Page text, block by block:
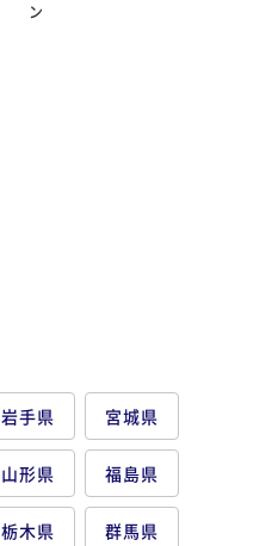
ン
岩手県 宮城県
山形県 福島県
栃木県 群馬県